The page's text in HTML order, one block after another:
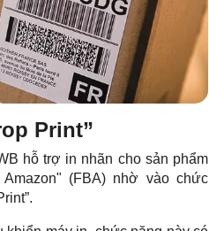
Print”
hỗ trợ in nhãn cho sản phẩm
(FBA) nhờ vào chức